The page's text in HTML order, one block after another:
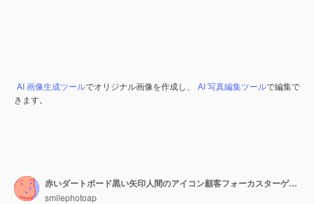
AI 画像生成ツールでオリジナル画像を作成し、 AI 写真編集ツールで編集で
きます。
赤いダートボード黒い矢印人間のアイコン顧客フォーカスターゲットグループ顧客関係管理コンセプト
smilephotoap